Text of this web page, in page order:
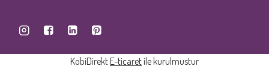
KobiDirektE-ticaret ile kurulmustur